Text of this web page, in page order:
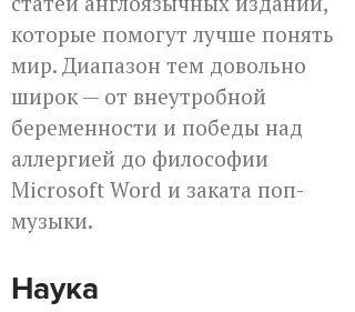
которые помогут лучше понять
мир. Диапазон тем довольно
широк — от внеутробной
беременности и победы над
аллергией до философии
Microsoft Word и заката поп-
музыки.
Наука